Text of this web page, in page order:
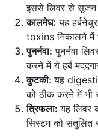
इससे लिवर से सूजन
कालमेघ: यह
toxins निकालने में
पुनर्नवा: पुनर्नवा
करने में ये हर्ब
कुटकी: यह
को ठीक करने में भी
त्रिफला:यह लिवर
सिस्टम को संतुलित